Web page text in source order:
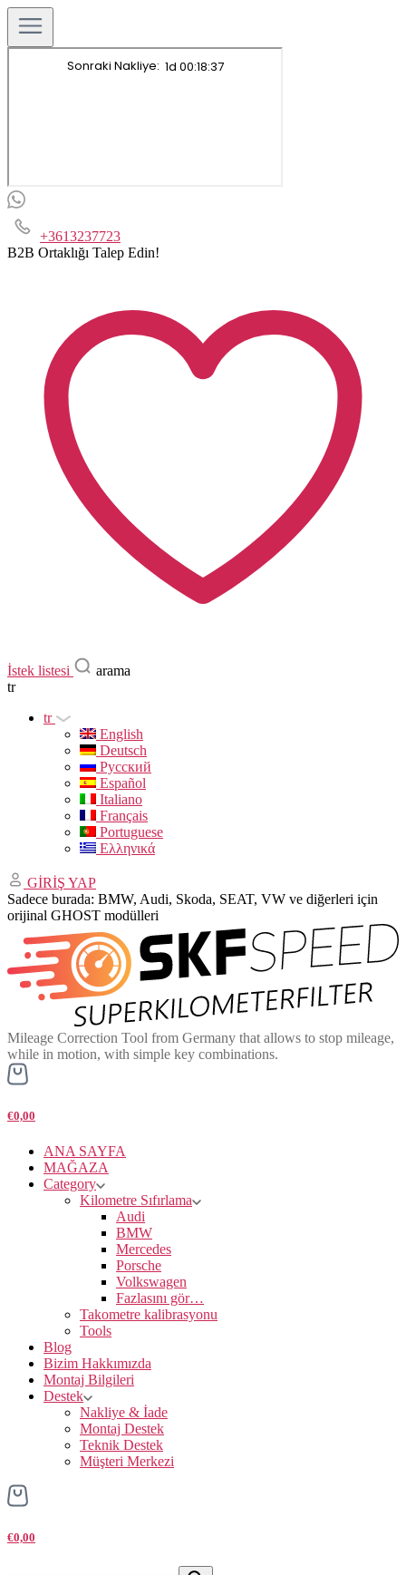
+3613237723
B2B Ortaklığı Talep Edin!
İstek listesi
arama
tr
tr
English
Deutsch
Русский
Español
Italiano
Français
Portuguese
Ελληνικά
GİRİŞ YAP
Sadece burada: BMW, Audi, Skoda, SEAT, VW ve diğerleri için
orijinal GHOST modülleri
Mileage Correction Tool from Germany that allows to stop mileage,
while in motion, with simple key combinations.
€0,00
ANA SAYFA
MAĞAZA
Category
Kilometre Sıfırlama
Audi
BMW
Mercedes
Porsche
Volkswagen
Fazlasını gör…
Takometre kalibrasyonu
Tools
Blog
Bizim Hakkımızda
Montaj Bilgileri
Destek
Nakliye & İade
Montaj Destek
Teknik Destek
Müşteri Merkezi
€0,00